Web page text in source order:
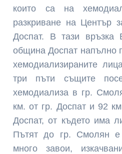
които са на
разкриване на Център
Доспат. В тази връзка
община Доспат напълно
хемодиализираните
три пъти същите
хемодиализа в гр.
км. от гр. Доспат и 92
Доспат, от където има
Пътят до гр. Смолян е
много завои,